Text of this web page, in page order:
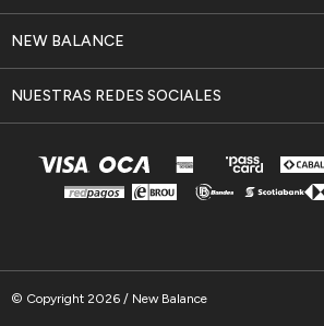
NEW BALANCE
NUESTRAS REDES SOCIALES
© Copyright 2026 / New Balance